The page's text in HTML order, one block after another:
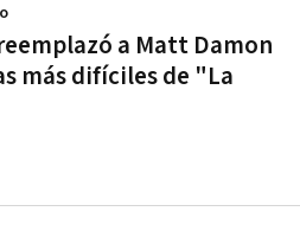
a Matt Damon
más difíciles de "La